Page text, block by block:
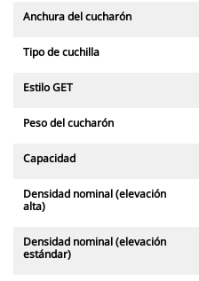
Anchura del cucharón
Tipo de cuchilla
Estilo GET
Peso del cucharón
Capacidad
Densidad nominal (elevación
alta)
Densidad nominal (elevación
estándar)